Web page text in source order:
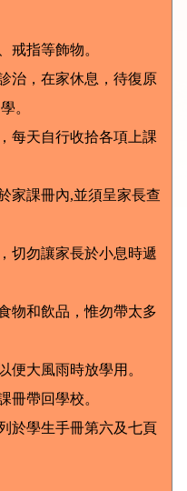
戒指等飾物。
治，在家休息，待復原
。
每天自行收拾各項上課
家課冊內,並須呈家長查
切勿讓家長於小息時遞
物和飲品，惟勿帶太多
便大風雨時放學用。
冊帶回學校。
於學生手冊第六及七頁